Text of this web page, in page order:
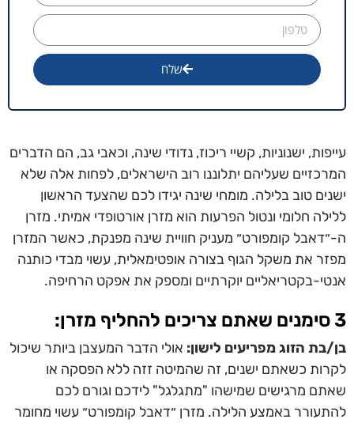
שלח
עייפות, ישנוניות, קשיי ריכוז, נדודי שינה, וכאבי גב, הם הדברים
המרכזיים שעליהם יתלוננו רוב הישראלים, לפחות אלה שלא
ישנים טוב בלילה. מומחי שינה יגידו לכם שהצעד הראשון
ללילה חלומי ונטול הפרעות הוא מזרן אורטופדי אמיתי. מזרן
ה-״דאבל קומפורט״ מעניק חוויית שינה מפנקת, כאשר המזרן
מפזר את משקל הגוף בצורה אופטימאלית, עשוי מבדי כותנה
אנטי-בקטריאליים יוקרתיים ומספק את אפקט הרחיפה.
3 סימנים שאתם צריכים להחליף מזרן:
בן/בת הזוג מפריעים לישון: אולי הדבר המעצבן ביותר שיכול
לקרות כשאתם ישנים, זה שהמיטה זזה ללא הפסקה או
שאתם מרגישים שמישהו "מתגלגל" לידכם וגורם לכם
להתעורר באמצע הלילה. מזרן ״דאבל קומפורט״ עשוי מחומר